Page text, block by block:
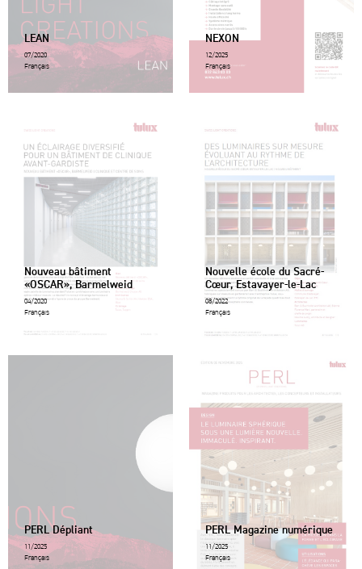
LEAN
07/2020
Français
NEXON
12/2025
Français
Nouveau bâtiment
«OSCAR», Barmelweid
04/2020
Français
Nouvelle école du Sacré-
Cœur, Estavayer-le-Lac
08/2022
Français
PERL Dépliant
11/2025
Français
PERL Magazine numérique
11/2025
Français